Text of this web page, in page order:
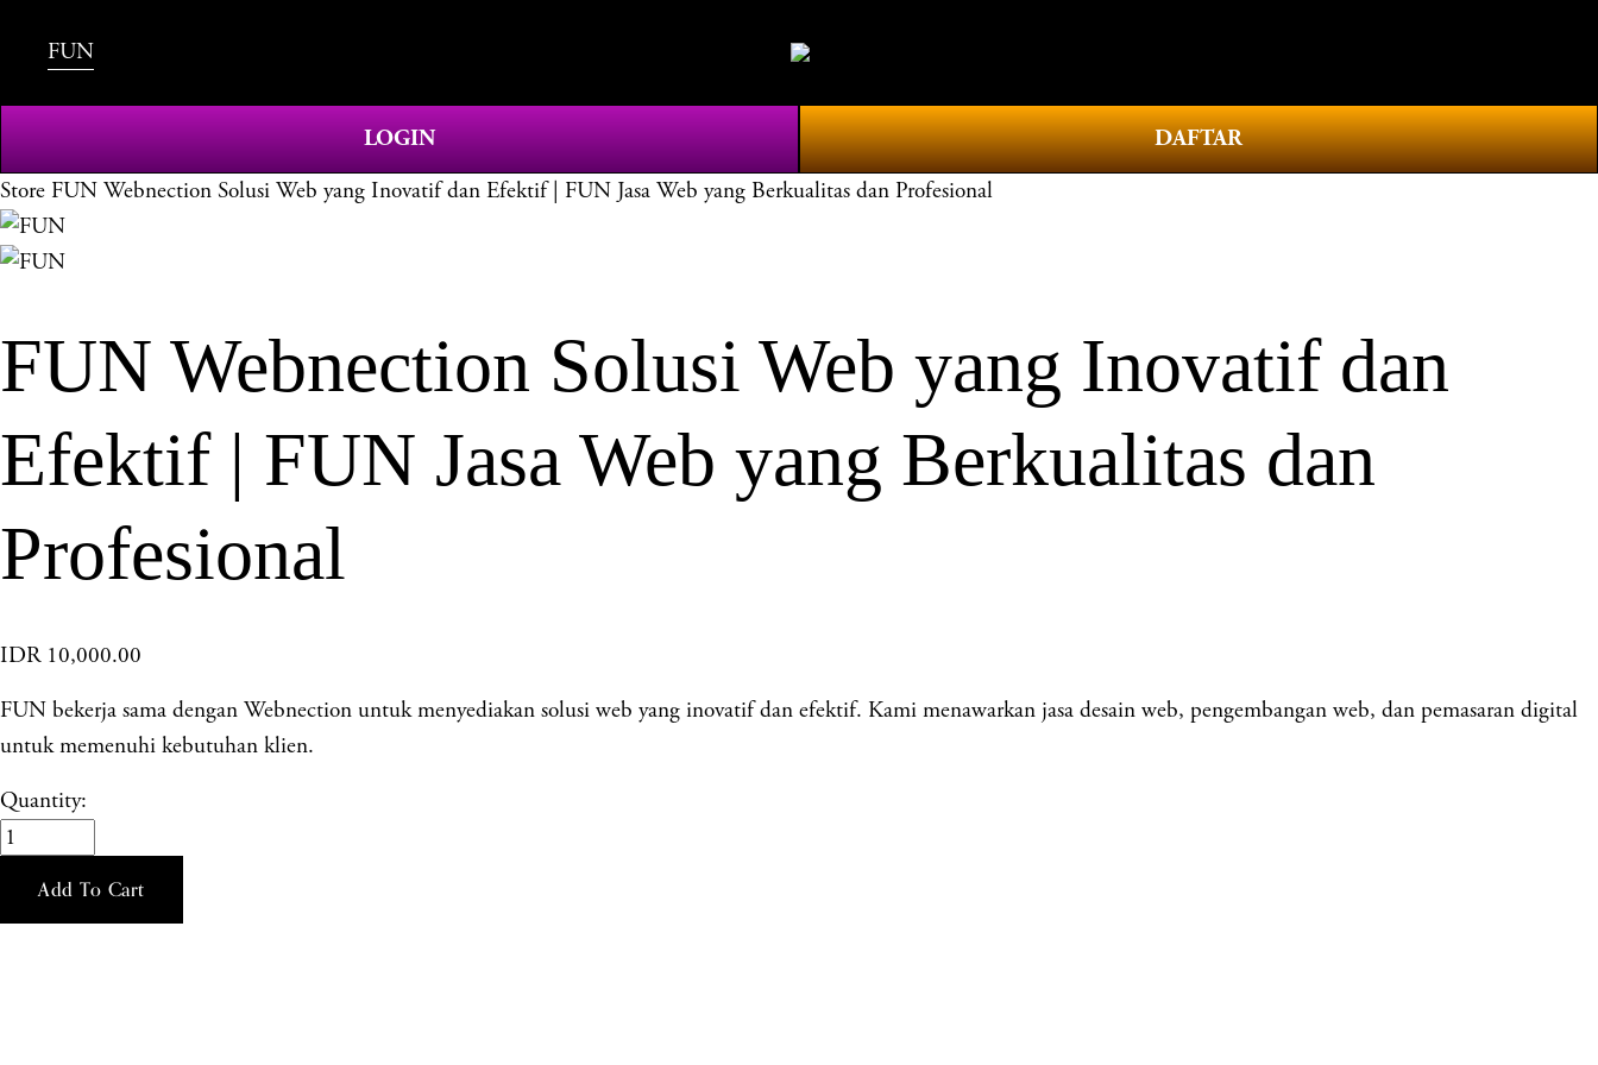
FUN
LOGIN DAFTAR
Store FUN Webnection Solusi Web yang Inovatif dan Efektif | FUN Jasa Web yang Berkualitas dan Profesional
FUN Webnection Solusi Web yang Inovatif dan
Efektif | FUN Jasa Web yang Berkualitas dan
Profesional
IDR 10,000.00
FUN bekerja sama dengan Webnection untuk menyediakan solusi web yang inovatif dan efektif. Kami menawarkan jasa desain web, pengembangan web, dan pemasaran digital
untuk memenuhi kebutuhan klien.
Quantity:
Add To Cart